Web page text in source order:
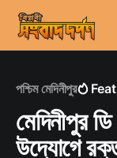
পশ্চিম মেদিনীপুর
মেদিনীপুর
উদ্যোগে